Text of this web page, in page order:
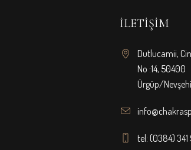
İLETIŞIM
Dutlucamii,
No :14, 50400
Ürgüp/
tel: (0384)